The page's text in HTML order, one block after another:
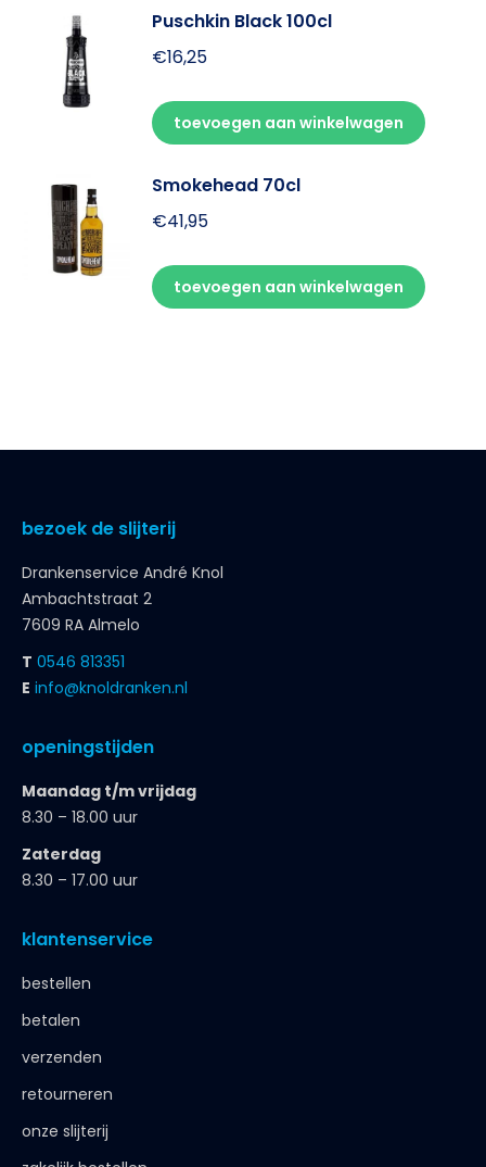
Puschkin Black 100cl
€16,25
toevoegen aan winkelwagen
Smokehead 70cl
€41,95
toevoegen aan winkelwagen
bezoek de slijterij
Drankenservice André Knol
Ambachtstraat 2
7609 RA Almelo
T 0546 813351
E info@knoldranken.nl
openingstijden
Maandag t/m vrijdag
8.30 – 18.00 uur
Zaterdag
8.30 – 17.00 uur
klantenservice
bestellen
betalen
verzenden
retourneren
onze slijterij